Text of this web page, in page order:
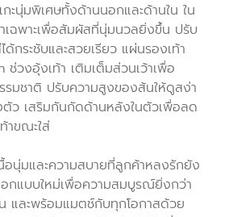
ะนุ่มพิเศษทั้งด้านนอกและด้านใน ใน
ฉพาะเพื่อสัมผัสที่นุ่มนวลยิ่งขึ้น ปรับ
ด้กระชับและสวยเรียว แผ่นรองเท้า
ช่วงอุ้งเท้า เติมเต็มส่วนเว้าเพื่อ
มชาติ ปรับความสูงของส้นให้ดูสง่า
ตัว เสริมกันกัดด้านหลังในตัวเพื่อลด
าขณะใส่
นุ่มและความสบายที่ลูกค้าหลงรักยัง
กแบบใหม่เพื่อความสมบูรณ์ยิ่งกว่า
และพร้อมแมตช์กับทุกโอกาสด้วย